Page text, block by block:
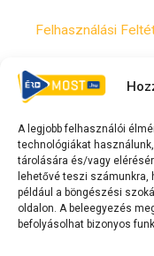
A legjobb felhasználói
technológiákat
tárolására és/vagy
lehetővé teszi
például a böngészési
oldalon. A beleegyezés
befolyásolhat bizonyos
Felhasználási
Irányelvek
F
a
c
e
b
Y
o
u
t
u
T
i
k
t
o